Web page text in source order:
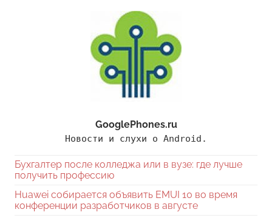
GooglePhones.ru
Новости и слухи о Android.
Бухгалтер после колледжа или в вузе: где лучше
получить профессию
Huawei собирается объявить EMUI 10 во время
конференции разработчиков в августе